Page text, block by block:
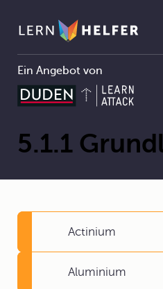
Ein Angebot von
Pfadnavigation
Chemie 5 Periodensystem der Elemente
5.1.1
Actinium
Aluminium